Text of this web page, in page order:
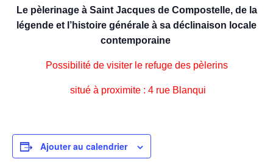
Le pèlerinage à Saint Jacques de Compostelle, de la
légende et l’histoire générale à sa déclinaison locale
contemporaine
Possibilité de visiter le refuge des pèlerins
situé à proximite : 4 rue Blanqui
Ajouter au calendrier